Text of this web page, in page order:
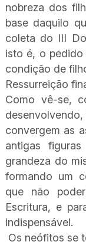
nobreza dos
base daquilo
coleta do III
isto é, o pedido
condição de
Ressurreição
Como vê-se,
convergem as
antigas
grandeza do
formando um
que não
Escritura, e
indispensável.
Os neófitos se